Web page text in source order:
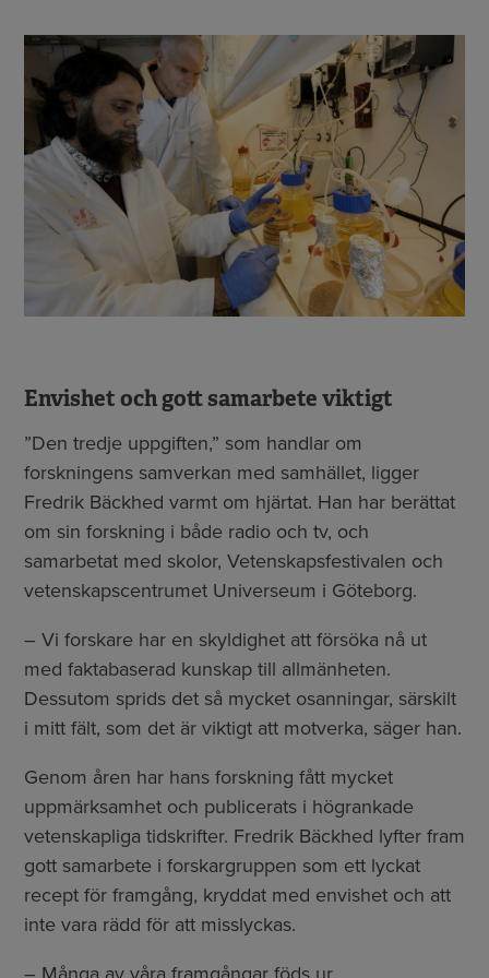
Envishet och gott samarbete viktigt
”Den tredje uppgiften,” som handlar om
forskningens samverkan med samhället, ligger
Fredrik Bäckhed varmt om hjärtat. Han har berättat
om sin forskning i både radio och tv, och
samarbetat med skolor, Vetenskapsfestivalen och
vetenskapscentrumet Universeum i Göteborg.
– Vi forskare har en skyldighet att försöka nå ut
med faktabaserad kunskap till allmänheten.
Dessutom sprids det så mycket osanningar, särskilt
i mitt fält, som det är viktigt att motverka, säger han.
Genom åren har hans forskning fått mycket
uppmärksamhet och publicerats i högrankade
vetenskapliga tidskrifter. Fredrik Bäckhed lyfter fram
gott samarbete i forskargruppen som ett lyckat
recept för framgång, kryddat med envishet och att
inte vara rädd för att misslyckas.